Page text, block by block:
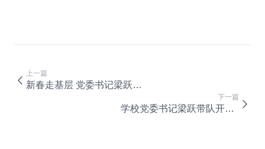
上一篇
新春走基层 党委书记梁跃一行赴黔江调研
下一篇
学校党委书记梁跃带队开展校园安全大检查